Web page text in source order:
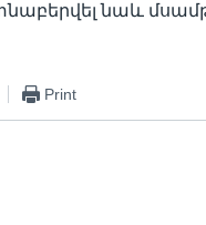
նաև
Print